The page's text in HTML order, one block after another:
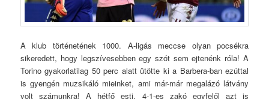
A klub történetének 1000. A-ligás meccse olyan pocsékra
sikeredett, hogy legszívesebben egy szót sem ejtenénk róla! A
Torino gyakorlatilag 50 perc alatt ütötte ki a Barbera-ban ezúttal
is gyengén muzsikáló mieinket, ami már-már megalázó látvány
volt számunkra! A hétfő esti, 4-1-es zakó egyfelől azt is